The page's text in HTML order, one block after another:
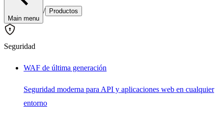
Main menu
/ Productos
Seguridad
WAF de última generación
Seguridad moderna para API y aplicaciones web en cualquier
entorno